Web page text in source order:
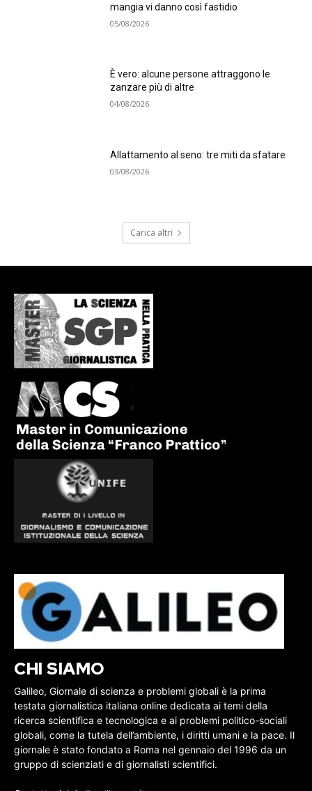
mangia vi danno così fastidio
05/08/2026
È vero: alcune persone attraggono le
zanzare più di altre
04/08/2026
Allattamento al seno: tre miti da sfatare
03/08/2026
Carica altri
CHI SIAMO
Galileo, Giornale di scienza e problemi globali è la prima
testata giornalistica italiana online dedicata ai temi della
ricerca scientifica e tecnologica e ai problemi politico-sociali
globali, come la tutela dell’ambiente, i diritti umani e la pace. Il
giornale è stato fondato a Roma nel gennaio del 1996 da un
gruppo di scienziati e di giornalisti scientifici.